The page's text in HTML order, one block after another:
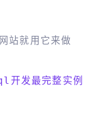
就用它来做
开发最完整实例